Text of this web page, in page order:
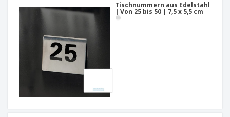
Tischnummern aus Edelstahl
| Von 25 bis 50 | 7,5 x 5,5 cm